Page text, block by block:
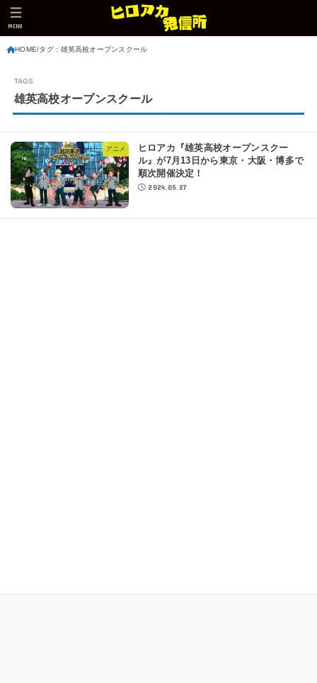
MENU
HOME タグ : 雄英高校オープンスクール
雄英高校オープンスクール
アニメ
ヒロアカ『雄英高校オープンスクー
ル』が7月13日から東京・大阪・博多で
順次開催決定！
2024.05.27